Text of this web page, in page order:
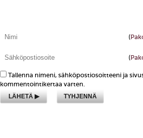
(
(
Tallenna nimeni, sähköpostiosoitteeni ja
kommentointikertaa varten.